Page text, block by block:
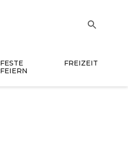
FESTE
FEIERN
FREIZEIT